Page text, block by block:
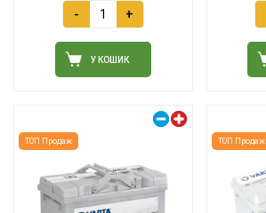
- +
У КОШИК
ТОП Продаж ТОП Продаж